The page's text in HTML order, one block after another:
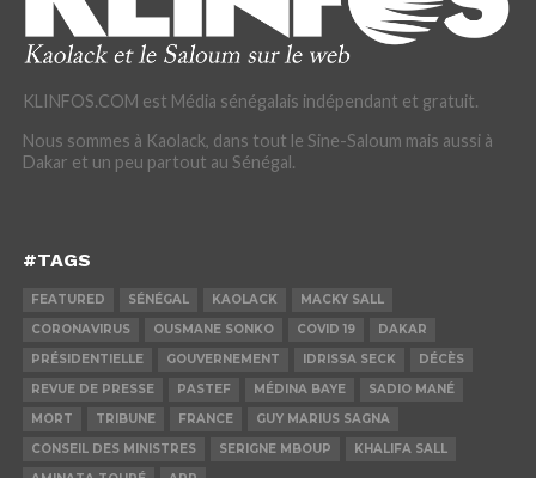
KLINFOS.COM est Média sénégalais indépendant et gratuit.
Nous sommes à Kaolack, dans tout le Sine-Saloum mais aussi à
Dakar et un peu partout au Sénégal.
#TAGS
FEATURED SÉNÉGAL KAOLACK
MACKY SALL
CORONAVIRUS
OUSMANE SONKO COVID 19
DAKAR
PRÉSIDENTIELLE
GOUVERNEMENT IDRISSA SECK
DÉCÈS
REVUE DE PRESSE
PASTEF MÉDINA BAYE
SADIO MANÉ
MORT
TRIBUNE FRANCE
GUY MARIUS SAGNA
CONSEIL DES MINISTRES
SERIGNE MBOUP
KHALIFA SALL